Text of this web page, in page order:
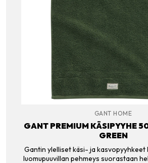
GANT HOME
GANT PREMIUM KÄSIPYYHE
GREEN
Gantin ylelliset käsi- ja kasvopyyhkeet
luomupuuvillan pehmeys suorastaan